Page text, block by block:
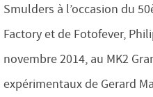
Smulders à l’occasion du
Factory et de Fotofever,
novembre 2014, au MK2
expérimentaux de Gerard